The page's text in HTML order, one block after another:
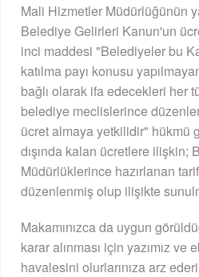
Mali Hizmetler Müdürlüğünün
Belediye Gelirleri Kanun'un
inci maddesi "Belediyeler bu
katılma payı konusu
bağlı olarak ifa edecekleri her
belediye meclislerince
ücret almaya yetkilidir" hükmü
dışında kalan ücretlere ilişkin;
Müdürlüklerince hazırlanan
düzenlenmiş olup ilişikte
Makamınızca da uygun
karar alınması için yazımız ve
havalesini olurlarınıza arz